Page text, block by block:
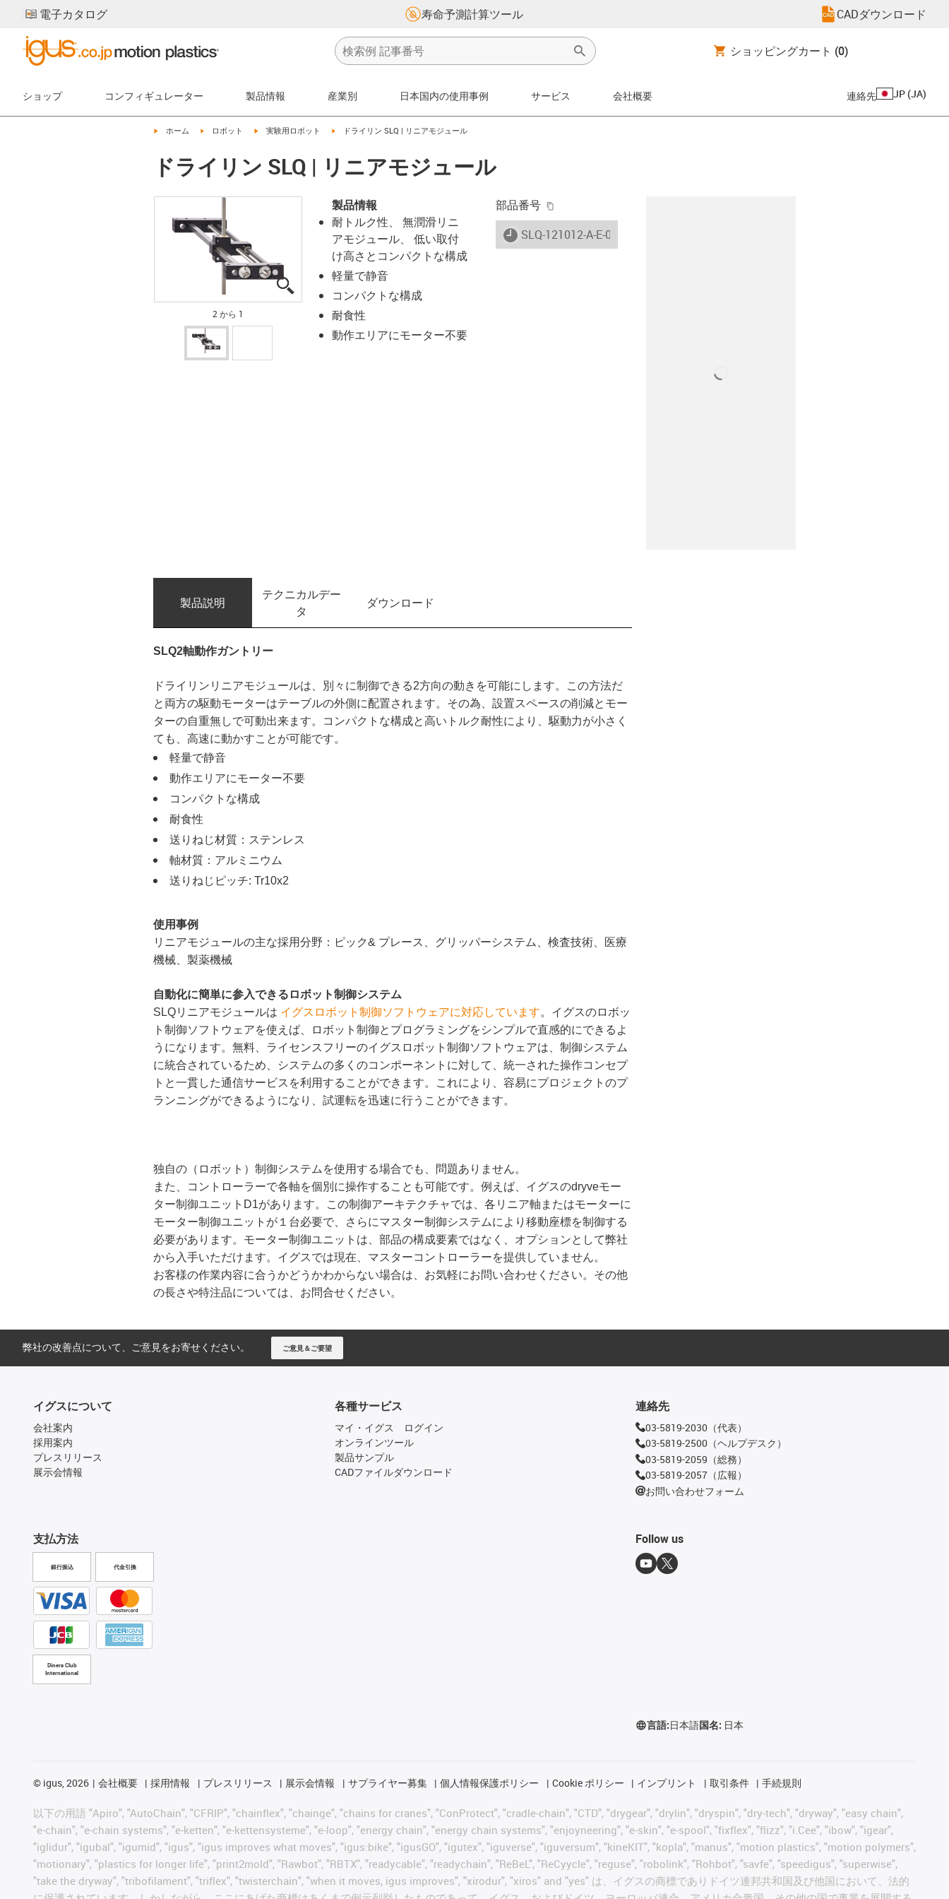
電子カタログ 寿命予測計算ツール CADダウンロード
ショッピングカート (0)
ショップ コンフィギュレーター 製品情報 産業別 日本国内の使用事例 サービス 会社概要 連絡先 JP (JA)
igus-icon-arrow-right
ホーム igus-icon-arrow-right
ロボット igus-icon-arrow-right
実験用ロボット igus-icon-arrow-right
ドライリン SLQ | リニアモジュール
ドライリン SLQ | リニアモジュール
igus-icon-lupe
igus-icon-lupe
2 から 1
製品情報
耐トルク性、 無潤滑リニ
アモジュール、 低い取付
け高さとコンパクトな構成
軽量で静音
コンパクトな構成
耐食性
動作エリアにモーター不要
部品番号
igus-icon-lieferzeit
SLQ-121012-A-E-0020-176-100
製品説明
テクニカルデー
タ
ダウンロード
SLQ2軸動作ガントリー
ドライリンリニアモジュールは、別々に制御できる2方向の動きを可能にします。この方法だ
と両方の駆動モーターはテーブルの外側に配置されます。その為、設置スペースの削減とモー
ターの自重無しで可動出来ます。コンパクトな構成と高いトルク耐性により、駆動力が小さく
ても、高速に動かすことが可能です。
軽量で静音
動作エリアにモーター不要
コンパクトな構成
耐食性
送りねじ材質：ステンレス
軸材質：アルミニウム
送りねじピッチ: Tr10x2
使用事例
リニアモジュールの主な採用分野：ピック& プレース、グリッパーシステム、検査技術、医療
機械、製薬機械
自動化に簡単に参入できるロボット制御システム
SLQリニアモジュールは イグスロボット制御ソフトウェアに対応しています。イグスのロボッ
ト制御ソフトウェアを使えば、ロボット制御とプログラミングをシンプルで直感的にできるよ
うになります。無料、ライセンスフリーのイグスロボット制御ソフトウェアは、制御システム
に統合されているため、システムの多くのコンポーネントに対して、統一された操作コンセプ
トと一貫した通信サービスを利用することができます。これにより、容易にプロジェクトのプ
ランニングができるようになり、試運転を迅速に行うことができます。
独自の（ロボット）制御システムを使用する場合でも、問題ありません。
また、コントローラーで各軸を個別に操作することも可能です。例えば、イグスのdryveモー
ター制御ユニットD1があります。この制御アーキテクチャでは、各リニア軸またはモーターに
モーター制御ユニットが１台必要で、さらにマスター制御システムにより移動座標を制御する
必要があります。モーター制御ユニットは、部品の構成要素ではなく、オプションとして弊社
から入手いただけます。イグスでは現在、マスターコントローラーを提供していません。
お客様の作業内容に合うかどうかわからない場合は、お気軽にお問い合わせください。その他
の長さや特注品については、お問合せください。
弊社の改善点について、ご意見をお寄せください。 ご意見＆ご要望
イグスについて
会社案内
採用案内
プレスリリース
展示会情報
支払方法
銀行振込 代金引換
Diners Club
International
各種サービス
マイ・イグス ログイン
オンラインツール
製品サンプル
CADファイルダウンロード
連絡先
03-5819-2030（代表）
03-5819-2500（ヘルプデスク）
03-5819-2059（総務）
03-5819-2057（広報）
お問い合わせフォーム
Follow us
言語:日本語国名: 日本
© igus, 2026 会社概要 採用情報 プレスリリース 展示会情報 サプライヤー募集 個人情報保護ポリシー Cookie ポリシー インプリント 取引条件 手続規則
以下の用語 "Apiro", "AutoChain", "CFRIP", "chainflex", "chainge", "chains for cranes", "ConProtect", "cradle-chain", "CTD", "drygear", "drylin", "dryspin", "dry-tech", "dryway", "easy chain",
"e-chain", "e-chain systems", "e-ketten", "e-kettensysteme", "e-loop", "energy chain", "energy chain systems", "enjoyneering", "e-skin", "e-spool", "fixflex", "flizz", "i.Cee", "ibow", "igear",
"iglidur", "igubal", "igumid", "igus", "igus improves what moves", "igus:bike", "igusGO", "igutex", "iguverse", "iguversum", "kineKIT", "kopla", "manus", "motion plastics", "motion polymers",
"motionary", "plastics for longer life", "print2mold", "Rawbot", "RBTX", "readycable", "readychain", "ReBeL", "ReCyycle", "reguse", "robolink", "Rohbot", "savfe", "speedigus", "superwise",
"take the dryway", "tribofilament", "triflex", "twisterchain", "when it moves, igus improves", "xirodur", "xiros" and "yes" は、イグスの商標でありドイツ連邦共和国及び他国において、法的